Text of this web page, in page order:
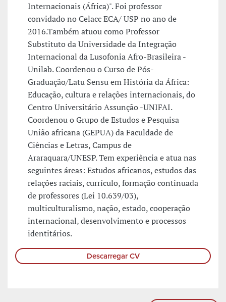
Internacionais (África)". Foi professor
convidado no Celacc ECA/ USP no ano de
2016.Também atuou como Professor
Substituto da Universidade da Integração
Internacional da Lusofonia Afro-Brasileira -
Unilab. Coordenou o Curso de Pós-
Graduação/Latu Sensu em História da África:
Educação, cultura e relações internacionais, do
Centro Universitário Assunção -UNIFAI.
Coordenou o Grupo de Estudos e Pesquisa
União africana (GEPUA) da Faculdade de
Ciências e Letras, Campus de
Araraquara/UNESP. Tem experiência e atua nas
seguintes áreas: Estudos africanos, estudos das
relações raciais, currículo, formação continuada
de professores (Lei 10.639/03),
multiculturalismo, nação, estado, cooperação
internacional, desenvolvimento e processos
identitários.
Descarregar CV